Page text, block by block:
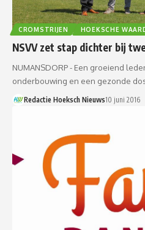
CROMSTRIJEN HOEKSCHE
NSVV zet stap dichter bij
NUMANSDORP - Een groeiend
onderbouwing en een gezonde
Redactie Hoeksch Nieuws10 juni 2016